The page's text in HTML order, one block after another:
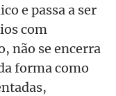
e passa a ser
com
não se encerra
forma como